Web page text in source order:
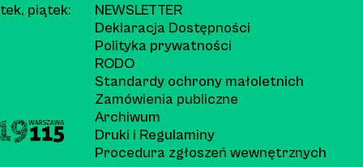
piątek:
NEWSLETTER
Deklaracja Dostępności
Polityka prywatności
RODO
Standardy ochrony małoletnich
Zamówienia publiczne
Archiwum
Druki i Regulaminy
Procedura zgłoszeń wewnętrznych